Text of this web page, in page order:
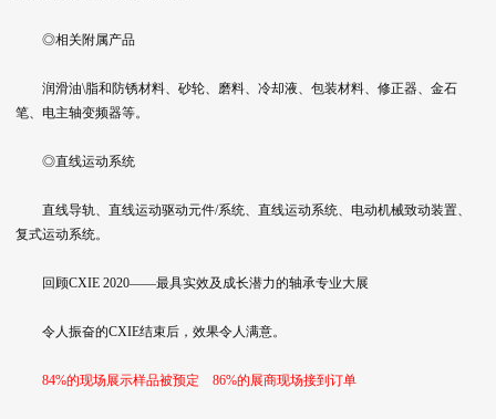
◎相关附属产品
润滑油\脂和防锈材料、砂轮、磨料、冷却液、包装材料、修正器、金石
笔、电主轴变频器等。
◎直线运动系统
直线导轨、直线运动驱动元件/系统、直线运动系统、电动机械致动装置、
复式运动系统。
回顾CXIE 2020——最具实效及成长潜力的轴承专业大展
令人振奋的CXIE结束后，效果令人满意。
84%的现场展示样品被预定 86%的展商现场接到订单